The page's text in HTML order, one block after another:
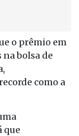
o prêmio em
na bolsa de
como a
que